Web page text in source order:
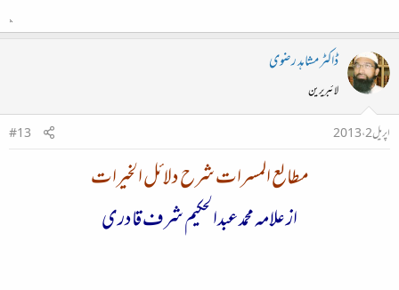
ڈاکٹر مشاہد رضوی
لائبریرین
اپریل 2، 2013
#13
مطالع المسرات شرح دلائل الخیرات
از علامہ محمد عبدالحکیم شرف قادری